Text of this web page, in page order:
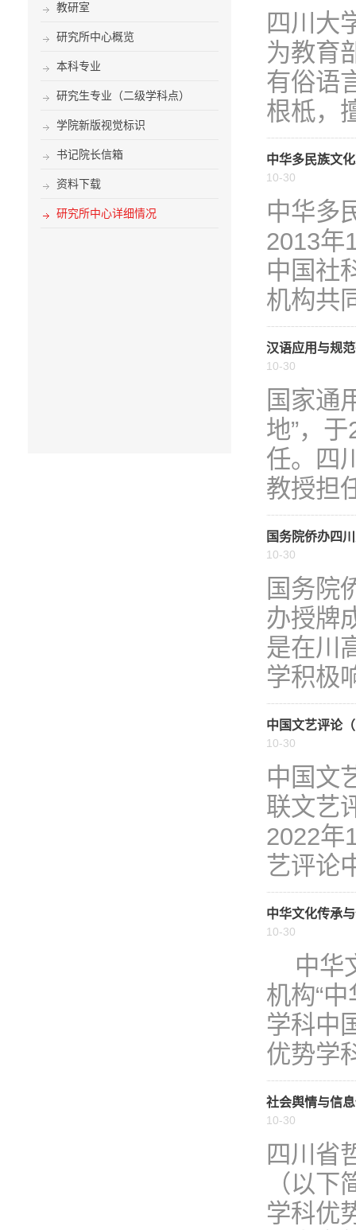
教研室
研究所中心概览
本科专业
研究生专业（二级学科点）
学院新版视觉标识
书记院长信箱
资料下载
研究所中心详细情况
四川大
为教育
有俗语
根柢，
中华多民族文
10-30
中华多
2013年
中国社
机构共
汉语应用与规
10-30
国家通
地”，
任。四
教授担
国务院侨办四
10-30
国务院
办授牌
是在川
学积极
中国文艺评论
10-30
中国文
联文艺
2022年
艺评论
中华文化传承
10-30
中华
机构“
学科中
优势学
社会舆情与信
10-30
四川省
（以
学科优